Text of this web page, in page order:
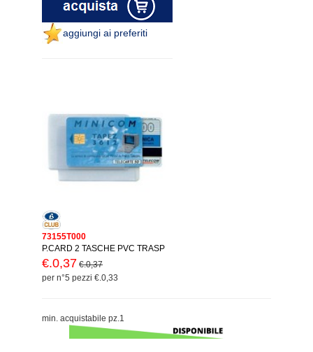
aggiungi ai preferiti
73155T000
P.CARD 2 TASCHE PVC TRASP
€.0,37 €.0,37
per n°5 pezzi €.0,33
min. acquistabile pz.1